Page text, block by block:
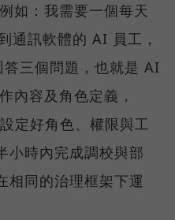
如：我需要一個每天
通訊軟體的 AI 員工，
三個問題，也就是 AI
內容及角色定義，
定好角色、權限與工
小時內完成調校與部
相同的治理框架下運